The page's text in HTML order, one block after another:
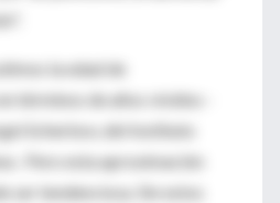
la edad de
términos de años vividos -
Scherbov, del Instituto
. Pero esta aproximación
ser tendenciosa. Sin estos